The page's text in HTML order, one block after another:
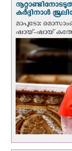
കർദ്ദിനാൾ
മാപുടോ:
ഷായ്-ഷായ്